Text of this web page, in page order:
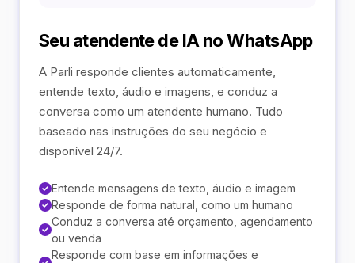
Seu atendente de IA no WhatsApp
A Parli responde clientes automaticamente,
entende texto, áudio e imagens, e conduz a
conversa como um atendente humano. Tudo
baseado nas instruções do seu negócio e
disponível 24/7.
Entende mensagens de texto, áudio e imagem
Responde de forma natural, como um humano
Conduz a conversa até orçamento, agendamento
ou venda
Responde com base em informações e